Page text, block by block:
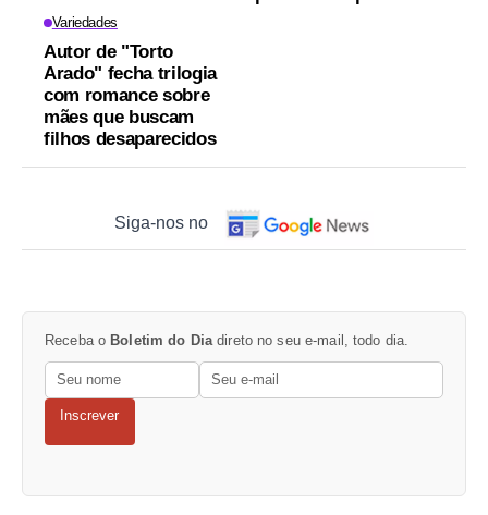
Variedades
Autor de "Torto
Arado" fecha trilogia
com romance sobre
mães que buscam
filhos desaparecidos
Siga-nos no
Receba o Boletim do Diadireto no seu e-mail, todo dia.
Inscrever